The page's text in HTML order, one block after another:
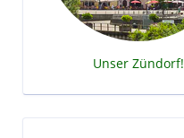
Unser Zündorf!